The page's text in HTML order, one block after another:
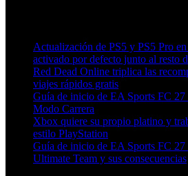
Actualización de PS5 y PS5 Pro
activado por defecto junto al resto
Red Dead Online triplica las
viajes rápidos gratis
Guía de inicio de EA Sports FC 27
Modo Carrera
Xbox quiere su propio platino y
estilo PlayStation
Guía de inicio de EA Sports FC 27
Ultimate Team y sus consecuencias